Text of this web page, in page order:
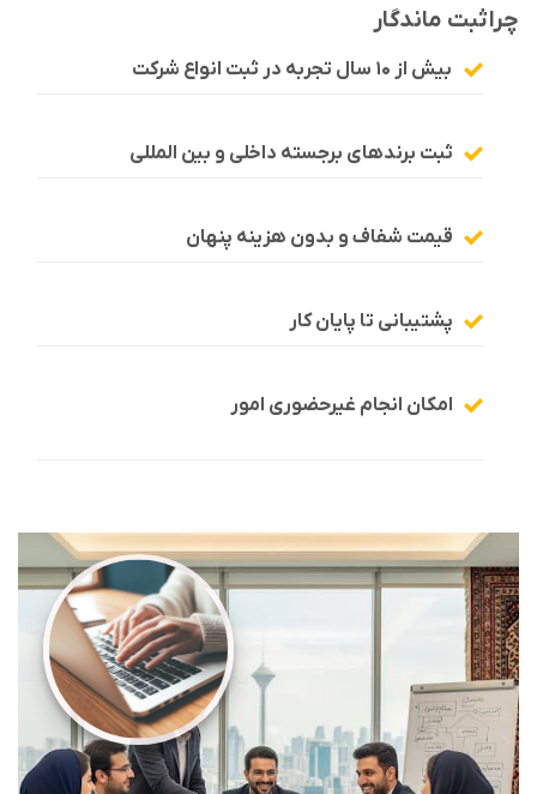
چراثبت ماندگار
بیش از ۱۰ سال تجربه در ثبت انواع شرکت
ثبت برندهای برجسته داخلی و بین المللی
قیمت شفاف و بدون هزینه پنهان
پشتیبانی تا پایان کار
امکان انجام غیرحضوری امور